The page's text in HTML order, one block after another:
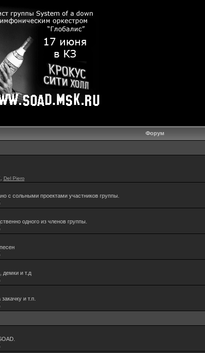
Форум
Del Piero
с сольными проектами участников группы.
одного из членов группы.
и т.д
и т.п.